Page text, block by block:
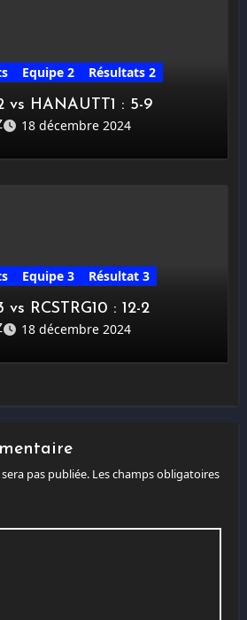
Equipe 2
Résultats 2
vs HANAUTT1 : 5-9
18 décembre 2024
Equipe 3
Résultat 3
vs RCSTRG10 : 12-2
18 décembre 2024
pas publiée. Les champs obligatoires